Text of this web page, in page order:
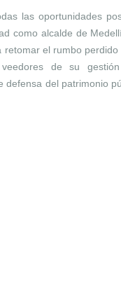
las oportunidades
como alcalde de
el rumbo
veedores de su
defensa del patrimonio